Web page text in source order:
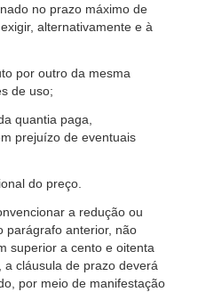
no prazo máximo de
alternativamente e à
por outro da mesma
de uso;
quantia paga,
prejuízo de eventuais
do preço.
a redução ou
parágrafo anterior, não
superior a cento e oitenta
cláusula de prazo deverá
por meio de manifestação